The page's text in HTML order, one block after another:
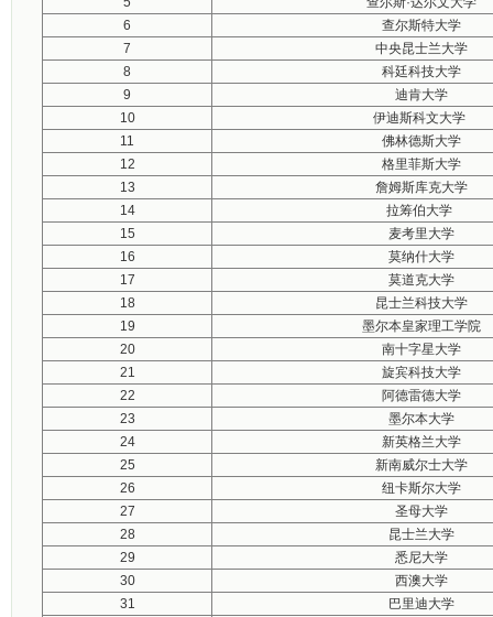
6
查尔斯特大学
7
中央昆士兰大学
8
科廷科技大学
9
迪肯大学
10
伊迪斯科文大学
11
佛林德斯大学
12
格里菲斯大学
13
詹姆斯库克大学
14
拉筹伯大学
15
麦考里大学
16
莫纳什大学
17
莫道克大学
18
昆士兰科技大学
19
墨尔本皇家理工学院
20
南十字星大学
21
旋宾科技大学
22
阿德雷德大学
23
墨尔本大学
24
新英格兰大学
25
新南威尔士大学
26
纽卡斯尔大学
27
圣母大学
28
昆士兰大学
29
悉尼大学
30
西澳大学
31
巴里迪大学